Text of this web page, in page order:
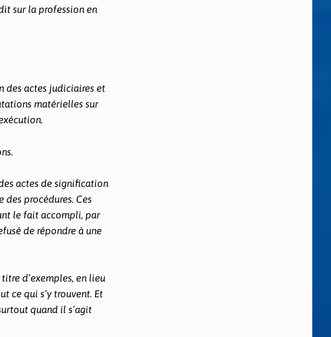
sur la profession en
des actes judiciaires et
matérielles sur
actes de signification
procédures. Ces
le fait accompli, par
de répondre à une
d’exemples, en lieu
ce qui s’y trouvent. Et
quand il s’agit